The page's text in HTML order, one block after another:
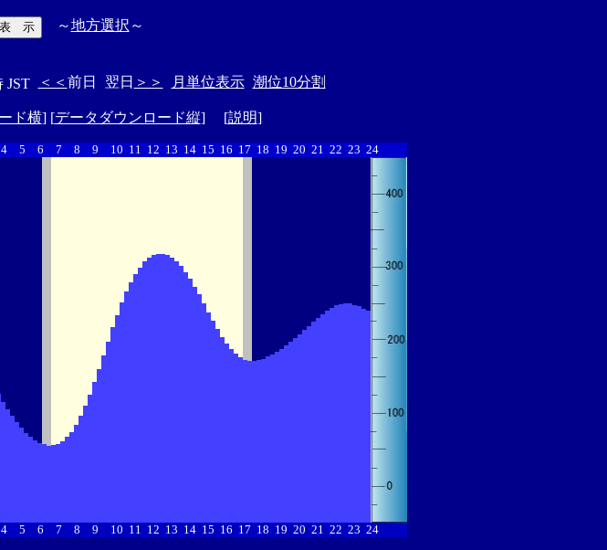
～地方選択 ～
JST ＜＜ 前日 翌日 ＞＞ 月単位表示 潮位10分割
ド横] [データダウンロード縦] [説明]
4 5 6 7 8 9 10 11 12 13 14 15 16 17 18 19 20 21 22 23 24
4 5 6 7 8 9 10 11 12 13 14 15 16 17 18 19 20 21 22 23 24